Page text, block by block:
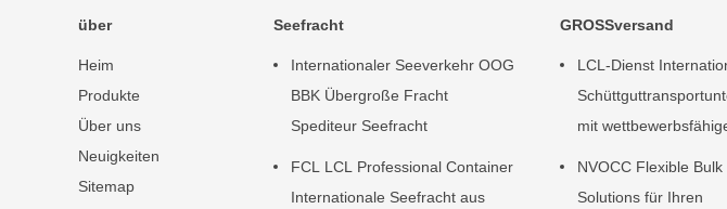
über
Heim
Produkte
Über uns
Neuigkeiten
Sitemap
Seefracht
Internationaler Seeverkehr OOG
BBK Übergroße Fracht
Spediteur Seefracht
FCL LCL Professional Container
Internationale Seefracht aus
GROSSversand
LCL-Dienst
mit
NVOCC Flexible Bulk
Solutions für Ihren